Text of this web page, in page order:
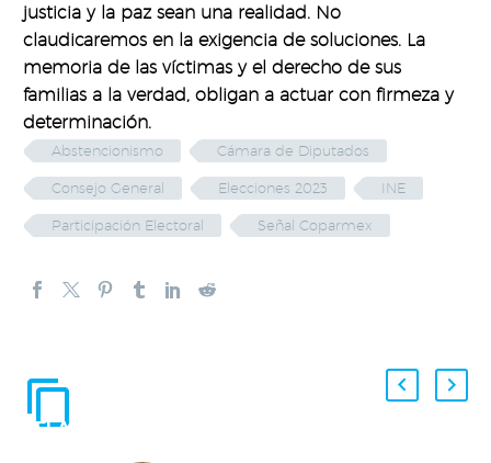
justicia y la paz sean una realidad. No
claudicaremos en la exigencia de soluciones. La
memoria de las víctimas y el derecho de sus
familias a la verdad, obligan a actuar con firmeza y
determinación.
Abstencionismo Cámara de Diputados
Consejo General Elecciones 2023 INE
Participación Electoral Señal Coparmex
RELACIONADAS